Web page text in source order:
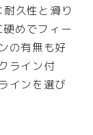
久性と滑り
めでフィー
の有無も好
ライン付
インを選び